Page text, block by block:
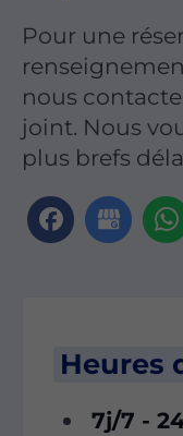
Pour une
nous
joint. Nous
plus brefs
Heures
7j/7 -